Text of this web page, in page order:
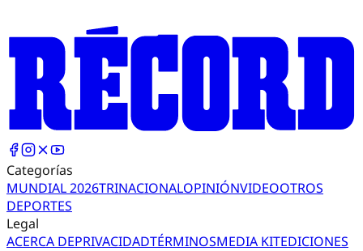
Categorías
MUNDIAL 2026TRINACIONALOPINIÓNVIDEOOTROS
DEPORTES
Legal
ACERCA DEPRIVACIDADTÉRMINOSMEDIA KITEDICIONES